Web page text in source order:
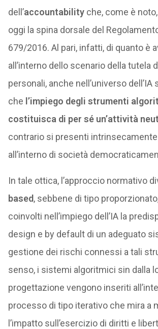
dell’accountabilityche, come è
oggi la spina dorsale del
679/2016. Al pari, infatti, di quanto è
all’interno dello scenario della tutela
personali, anche nell’universo dell’IA
che l’impiego degli strumenti
costituisca di per sé un’attività
contrario si presenti
all’interno di società
In tale ottica, l’approccio normativo
based, sebbene di tipo
coinvolti nell’impiego dell’IA la
design e by default di un adeguato
gestione dei rischi connessi a tali
senso, i sistemi algoritmici sin dalla
progettazione vengono inseriti
processo di tipo iterativo che mira a
l’impatto sull’esercizio di diritti e